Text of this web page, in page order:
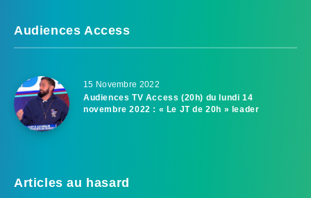
Audiences Access
15 Novembre 2022
Audiences TV Access (20h) du lundi 14
novembre 2022 : « Le JT de 20h » leader
Articles au hasard